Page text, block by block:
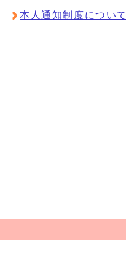
本人通知制度について